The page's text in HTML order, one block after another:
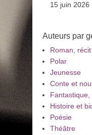
15 juin 2026
Auteurs par
Roman, récit
Polar
Jeunesse
Conte et
Fantastique,
Histoire et
Poésie
Théâtre